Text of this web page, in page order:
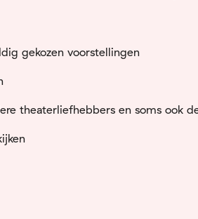
gekozen voorstellingen
theaterliefhebbers en soms ook